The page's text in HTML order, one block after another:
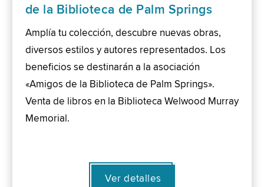
de la Biblioteca de Palm Springs
Amplía tu colección, descubre nuevas obras,
diversos estilos y autores representados. Los
beneficios se destinarán a la asociación
«Amigos de la Biblioteca de Palm Springs».
Venta de libros en la Biblioteca Welwood Murray
Memorial.
Ver detalles